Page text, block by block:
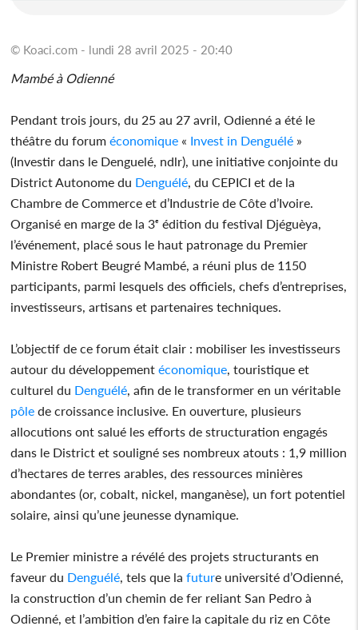
© Koaci.com - lundi 28 avril 2025 - 20:40
Mambé à Odienné
Pendant trois jours, du 25 au 27 avril, Odienné a été le
théâtre du forum économique « Invest in Denguélé »
(Investir dans le Denguelé, ndlr), une initiative conjointe du
District Autonome du Denguélé , du CEPICI et de la
Chambre de Commerce et d’Industrie de Côte d’Ivoire.
Organisé en marge de la 3ᵉ édition du festival Djéguèya,
l’événement, placé sous le haut patronage du Premier
Ministre Robert Beugré Mambé, a réuni plus de 1150
participants, parmi lesquels des officiels, chefs d’entreprises,
investisseurs, artisans et partenaires techniques.
L’objectif de ce forum était clair : mobiliser les investisseurs
autour du développement économique , touristique et
culturel du Denguélé , afin de le transformer en un véritable
pôle de croissance inclusive. En ouverture, plusieurs
allocutions ont salué les efforts de structuration engagés
dans le District et souligné ses nombreux atouts : 1,9 million
d’hectares de terres arables, des ressources minières
abondantes (or, cobalt, nickel, manganèse), un fort potentiel
solaire, ainsi qu’une jeunesse dynamique.
Le Premier ministre a révélé des projets structurants en
faveur du Denguélé , tels que la future université d’Odienné,
la construction d’un chemin de fer reliant San Pedro à
Odienné, et l’ambition d’en faire la capitale du riz en Côte